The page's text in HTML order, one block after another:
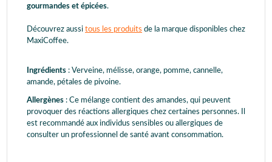
gourmandes et épicées.
Découvrez aussi tous les produits de la marque disponibles chez
MaxiCoffee.
Ingrédients : Verveine, mélisse, orange, pomme, cannelle,
amande, pétales de pivoine.
Allergènes : Ce mélange contient des amandes, qui peuvent
provoquer des réactions allergiques chez certaines personnes. Il
est recommandé aux individus sensibles ou allergiques de
consulter un professionnel de santé avant consommation.